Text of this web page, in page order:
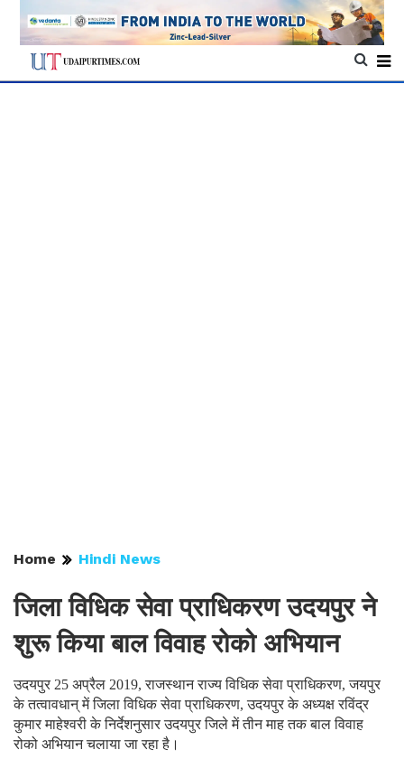
Home Hindi News
जिला विधिक सेवा प्राधिकरण उदयपुर ने
शुरू किया बाल विवाह रोको अभियान
उदयपुर 25 अप्रैल 2019, राजस्थान राज्य विधिक सेवा प्राधिकरण, जयपुर
के तत्वावधान् में जिला विधिक सेवा प्राधिकरण, उदयपुर के अध्यक्ष रविंद्र
कुमार माहेश्वरी के निर्देशनुसार उदयपुर जिले में तीन माह तक बाल विवाह
रोको अभियान चलाया जा रहा है।